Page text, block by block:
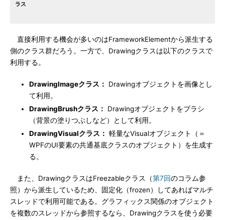
ラス
直接利用する機会が多いのはFrameworkElementから派生する
側のクラス群だろう。一方で、Drawingクラスは以下のクラスで
利用する。
DrawingImageクラス：
Drawingオブジェクトを画像とし
て利用。
DrawingBrushクラス：
Drawingオブジェクトをブラシ
（背景の塗りつぶしなど）として利用。
DrawingVisualクラス： 軽量なVisualオブジェクト（＝
WPFのUI要素の共通基底クラスのオブジェクト）を生成す
る。
また、DrawingクラスはFreezableクラス（第7回のコラム参
照）から派生しているため、固定化（frozen）してあればマルチ
スレッドで利用可能である。グラフィックス関係のオブジェクト
を複数のスレッドから参照するなら、Drawingクラスを使う必要